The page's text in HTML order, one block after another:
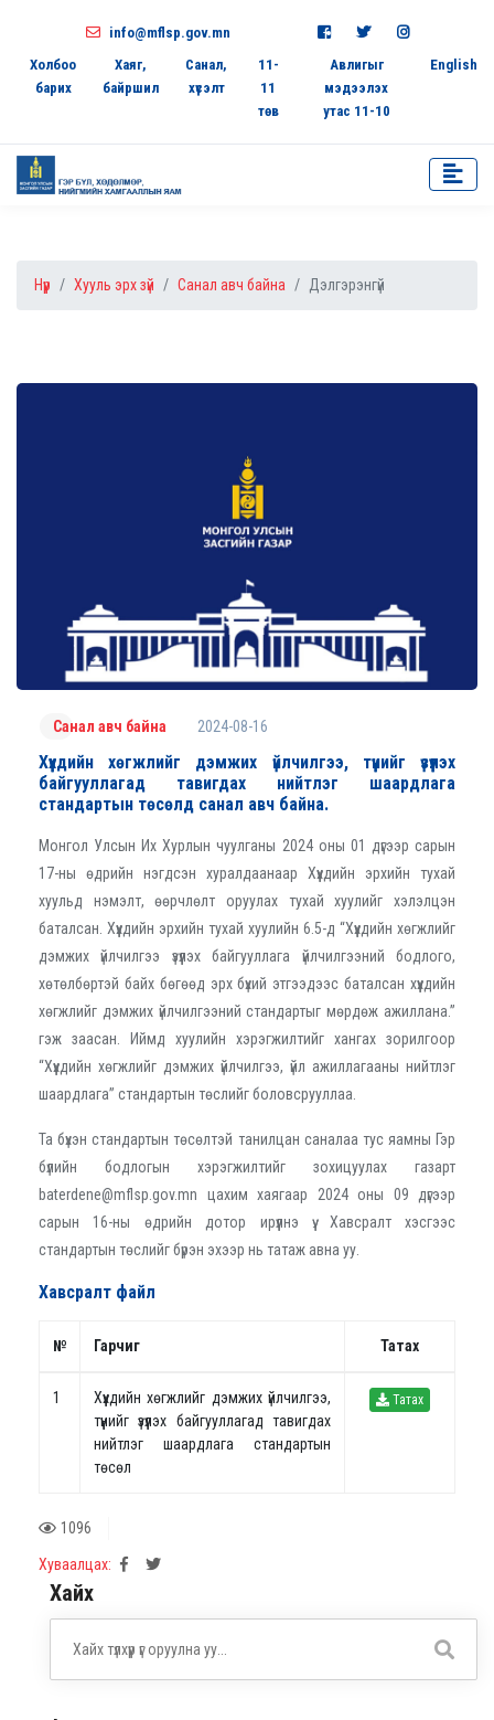
info@mflsp.gov.mn
Холбоо
барих
Хаяг,
байршил
Санал,
хүсэлт
11-
11
төв
Авлигыг
мэдээлэх
утас 11-10
English
Нүүр Хууль эрх зүй Санал авч байна Дэлгэрэнгүй
Санал авч байна 2024-08-16
Хүүхдийн хөгжлийг дэмжих үйлчилгээ, түүнийг үзүүлэх
байгууллагад тавигдах нийтлэг шаардлага
стандартын төсөлд санал авч байна.
Монгол Улсын Их Хурлын чуулганы 2024 оны 01 дүгээр сарын
17-ны өдрийн нэгдсэн хуралдаанаар Хүүхдийн эрхийн тухай
хуульд нэмэлт, өөрчлөлт оруулах тухай хуулийг хэлэлцэн
баталсан. Хүүхдийн эрхийн тухай хуулийн 6.5-д “Хүүхдийн хөгжлийг
дэмжих үйлчилгээ үзүүлэх байгууллага үйлчилгээний бодлого,
хөтөлбөртэй байх бөгөөд эрх бүхий этгээдээс баталсан хүүхдийн
хөгжлийг дэмжих үйлчилгээний стандартыг мөрдөж ажиллана.”
гэж заасан. Иймд хуулийн хэрэгжилтийг хангах зорилгоор
“Хүүхдийн хөгжлийг дэмжих үйлчилгээ, үйл ажиллагааны нийтлэг
шаардлага” стандартын төслийг боловсрууллаа.
Та бүхэн стандартын төсөлтэй танилцан саналаа тус яамны Гэр
бүлийн бодлогын хэрэгжилтийг зохицуулах газарт
baterdene@mflsp.gov.mn цахим хаягаар 2024 оны 09 дүгээр
сарын 16-ны өдрийн дотор ирүүлнэ үү. Хавсралт хэсгээс
стандартын төслийг бүрэн эхээр нь татаж авна уу.
Хавсралт файл
№ Гарчиг Татах
1
Хүүхдийн хөгжлийг дэмжих үйлчилгээ,
түүнийг үзүүлэх байгууллагад тавигдах
нийтлэг шаардлага стандартын
төсөл
Татах
1096
Хуваалцах:
Хайх